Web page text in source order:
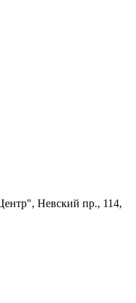
Невский пр., 114,